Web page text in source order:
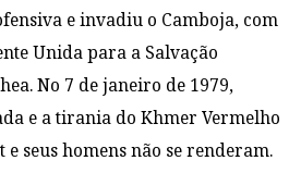
e invadiu o Camboja, com
Unida para a Salvação
No 7 de janeiro de 1979,
e a tirania do Khmer Vermelho
e seus homens não se renderam.